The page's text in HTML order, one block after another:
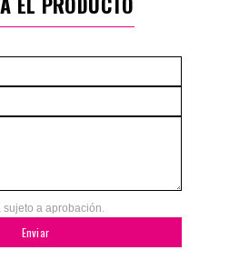
sujeto a aprobación.
Enviar